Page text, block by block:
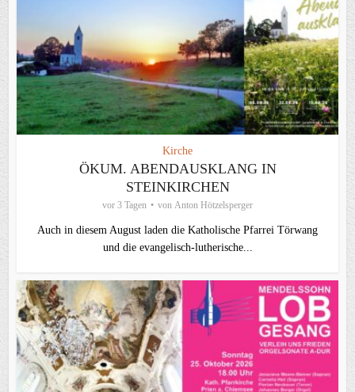
Kirche
ÖKUM. ABENDAUSKLANG IN
STEINKIRCHEN
vor 3 Tagen von Anton Hötzelsperger
Auch in diesem August laden die Katholische Pfarrei Törwang
und die evangelisch‑lutherische...